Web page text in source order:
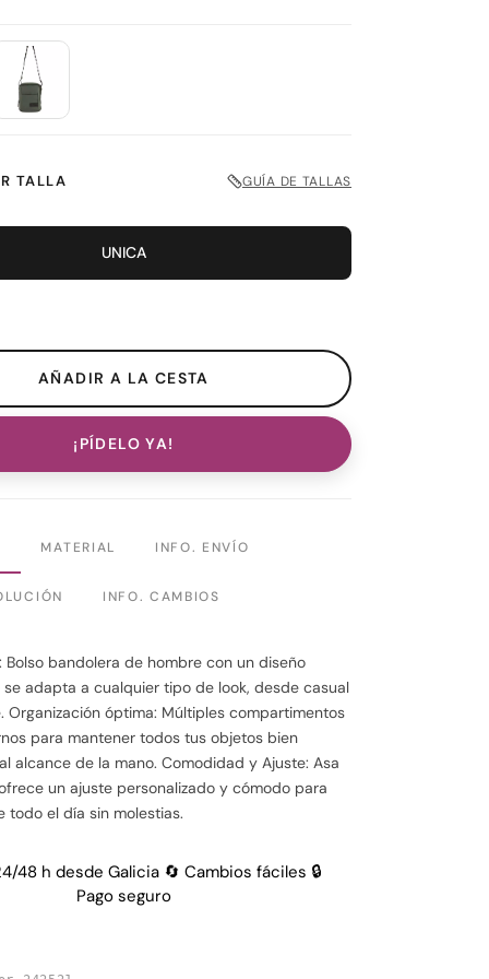
TALLA GUÍA DE TALLAS
UNICA
¡PÍDELO YA!
MATERIAL INFO. ENVÍO
INFO. CAMBIOS
Bolso bandolera de hombre con un diseño
adapta a cualquier tipo de look, desde casual
Organización óptima: Múltiples compartimentos
para mantener todos tus objetos bien
alcance de la mano. Comodidad y Ajuste: Asa
un ajuste personalizado y cómodo para
todo el día sin molestias.
48 h desde Galicia 🔄 Cambios fáciles 🔒
Pago seguro